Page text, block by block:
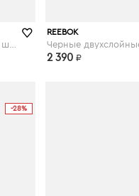
REEBOK
2 390 ₽
-28%